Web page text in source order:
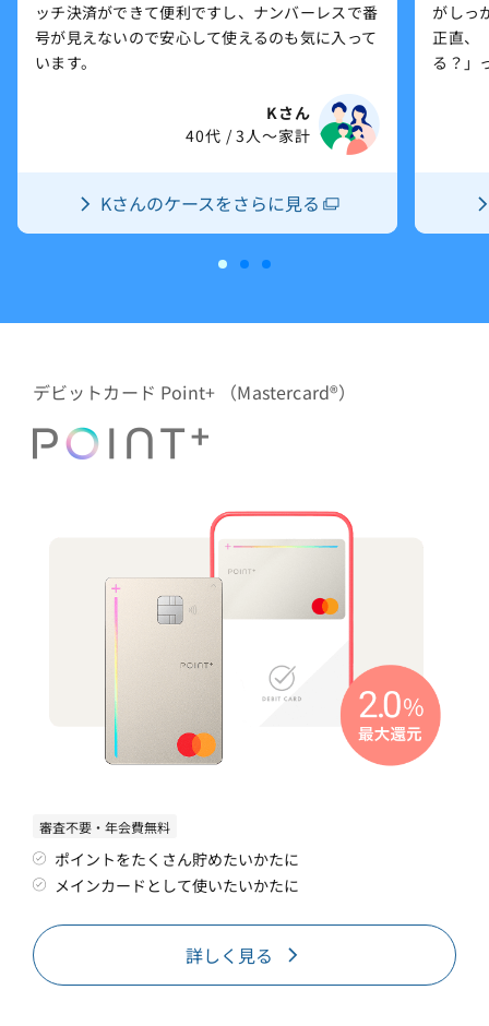
ッチ決済ができて便利ですし、ナンバーレスで番
号が見えないので安心して使えるのも気に入って
います。
Kさん
40代 / 3人～家計
Kさんのケースをさらに見る
新しいウィンドウで開きます。
がしっ
正直、
る？」
デビットカード Point+ （Mastercard®）
審査不要・年会費無料
ポイントをたくさん貯めたいかたに
メインカードとして使いたいかたに
詳しく見る